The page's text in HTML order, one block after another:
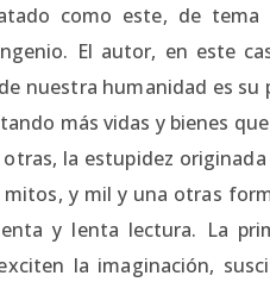
como este, de tema
El autor, en este
nuestra humanidad es su
más vidas y bienes
la estupidez
y mil y una otras
y lenta lectura. La
la imaginación,